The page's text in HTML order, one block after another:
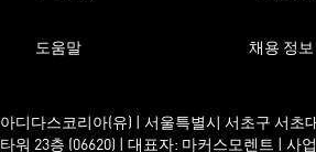
도움말 채용 정보
아디다스코리아(유) | 서울특별시 서초구 서초
타워 23층 (06620) | 대표자: 마커스모렌트 | 사